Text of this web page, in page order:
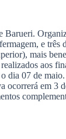
Barueri.
e três
mais
aos
dia 07 de
ocorrerá em 3